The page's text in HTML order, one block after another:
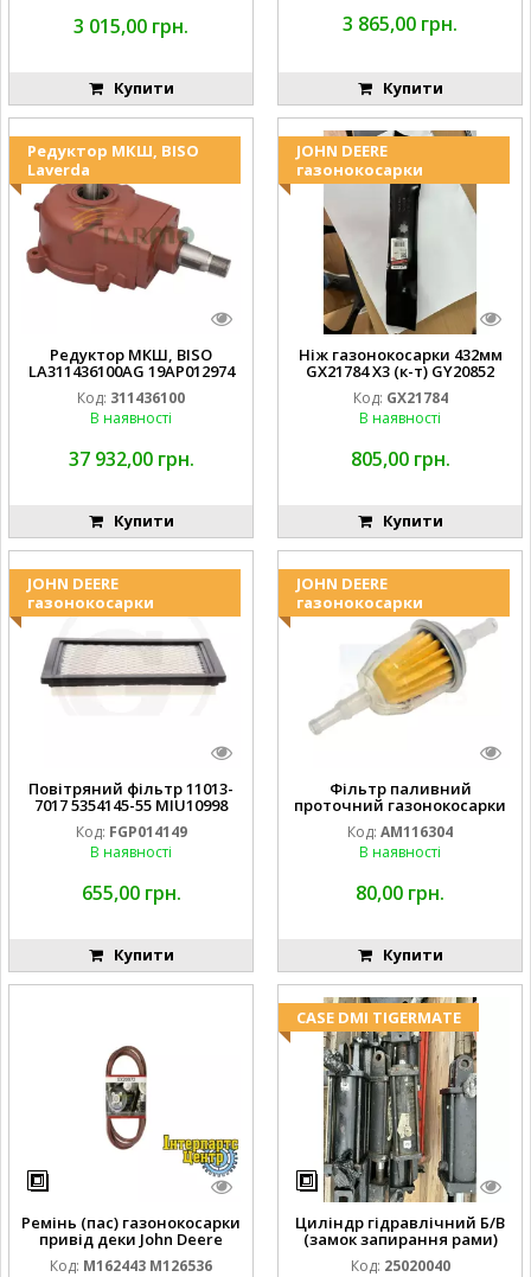
3 015,00 грн.
Купити
3 865,00 грн.
Купити
Редуктор МКШ, BISO
Laverda
Редуктор МКШ, BISO
LA311436100AG 19AP012974
Laverda EMNIYET
Код: 311436100
В наявності
37 932,00 грн.
Купити
JOHN DEERE
газонокосарки
Ніж газонокосарки 432мм
GX21784 X3 (к-т) GY20852
AM137757 AM141035
Код: GX21784
В наявності
805,00 грн.
Купити
JOHN DEERE
газонокосарки
Повітряний фільтр 11013-
7017 5354145-55 MIU10998
FGP014149
Код: FGP014149
В наявності
655,00 грн.
Купити
JOHN DEERE
газонокосарки
Фільтр паливний
проточний газонокосарки
JOHN DEERE AM116304
GY20709
Код: AM116304
В наявності
80,00 грн.
Купити
Ремінь (пас) газонокосарки
привід деки John Deere
M162443 M126536
Код: M162443 M126536
CASE DMI TIGERMATE
Циліндр гідравлічний Б/В
(замок запирання рами)
2''X4'' 25320040
Код: 25020040